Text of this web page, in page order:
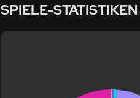
SPIELE-STATISTIKEN